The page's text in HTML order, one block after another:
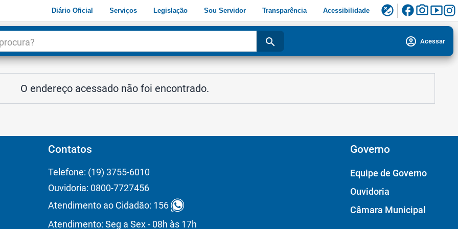
Diário Oficial Serviços Legislação Sou Servidor Transparência Acessibilidade flaky facebookphoto_camerasmart_display
search account_circle Acessar
O endereço acessado não foi encontrado.
Contatos
Telefone: (19) 3755-6010
Ouvidoria: 0800-7727456
Atendimento ao Cidadão: 156
Atendimento: Seg a Sex - 08h às 17h
Governo
Equipe de Governo
Ouvidoria
Câmara Municipal